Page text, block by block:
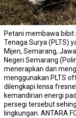
Petani membawa
Tenaga Surya (PLTS)
Mijen, Semarang,
Negeri Semarang
menerapkan dan
menggunakan PLTS
dilengkapi lensa
kemandirian energi
persegi tersebut
lingkungan. ANTARA